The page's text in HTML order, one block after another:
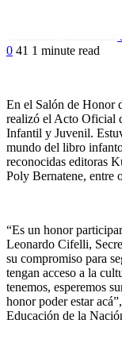
0 41 1 minute read
En el Salón de Honor
realizó el Acto Oficial
Infantil y Juvenil.
mundo del libro
reconocidas editoras
Poly Bernatene, entre
“Es un honor
Leonardo Cifelli,
su compromiso para
tengan acceso a la
tenemos, esperemos
honor poder estar
Educación de la